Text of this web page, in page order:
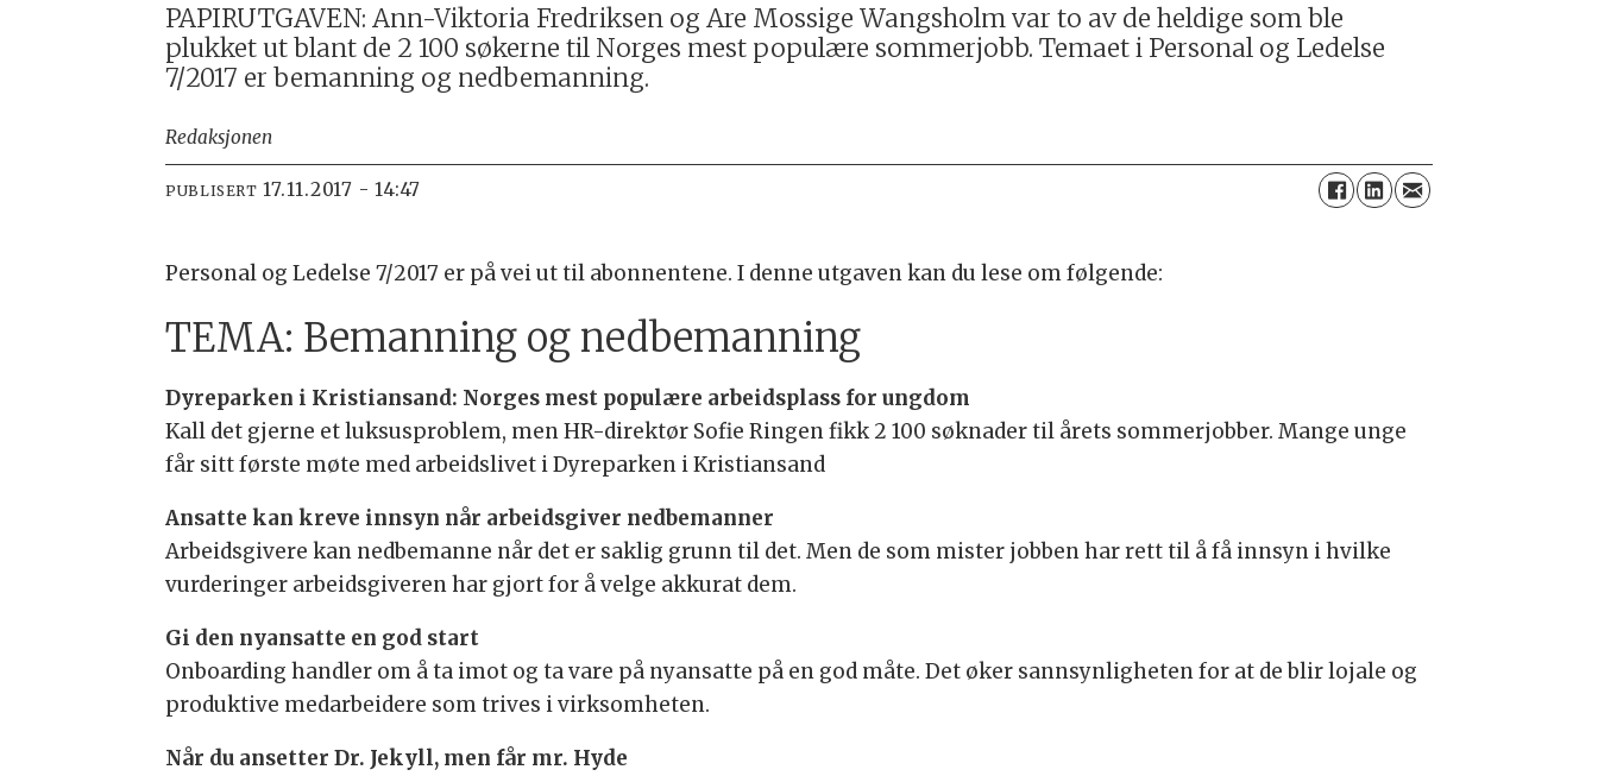
PAPIRUTGAVEN: Ann-Viktoria Fredriksen og Are Mossige Wangsholm var to av de heldige som ble
plukket ut blant de 2 100 søkerne til Norges mest populære sommerjobb. Temaet i Personal og Ledelse
7/2017 er bemanning og nedbemanning.
Redaksjonen
PUBLISERT 17.11.2017 - 14:47
Personal og Ledelse 7/2017 er på vei ut til abonnentene. I denne utgaven kan du lese om følgende:
TEMA: Bemanning og nedbemanning
Dyreparken i Kristiansand: Norges mest populære arbeidsplass for ungdom
Kall det gjerne et luksusproblem, men HR-direktør Sofie Ringen fikk 2 100 søknader til årets sommerjobber. Mange unge
får sitt første møte med arbeidslivet i Dyreparken i Kristiansand
Ansatte kan kreve innsyn når arbeidsgiver nedbemanner
Arbeidsgivere kan nedbemanne når det er saklig grunn til det. Men de som mister jobben har rett til å få innsyn i hvilke
vurderinger arbeidsgiveren har gjort for å velge akkurat dem.
Gi den nyansatte en god start
Onboarding handler om å ta imot og ta vare på nyansatte på en god måte. Det øker sannsynligheten for at de blir lojale og
produktive medarbeidere som trives i virksomheten.
Når du ansetter Dr. Jekyll, men får mr. Hyde